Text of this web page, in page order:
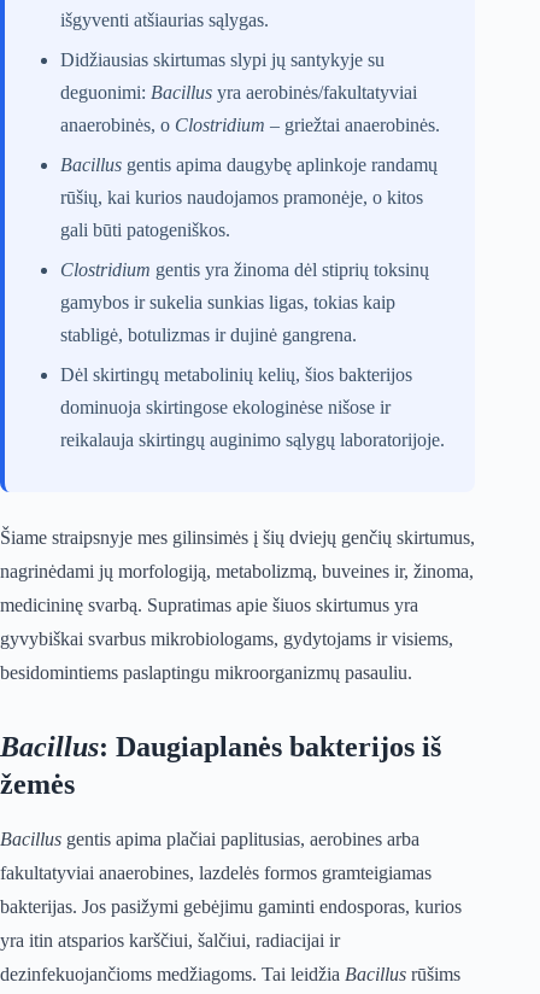
išgyventi atšiaurias sąlygas.
Didžiausias skirtumas slypi jų santykyje su
deguonimi: Bacillus yra aerobinės/fakultatyviai
anaerobinės, o Clostridium – griežtai anaerobinės.
Bacillus gentis apima daugybę aplinkoje randamų
rūšių, kai kurios naudojamos pramonėje, o kitos
gali būti patogeniškos.
Clostridium gentis yra žinoma dėl stiprių toksinų
gamybos ir sukelia sunkias ligas, tokias kaip
stabligė, botulizmas ir dujinė gangrena.
Dėl skirtingų metabolinių kelių, šios bakterijos
dominuoja skirtingose ekologinėse nišose ir
reikalauja skirtingų auginimo sąlygų laboratorijoje.
Šiame straipsnyje mes gilinsimės į šių dviejų genčių skirtumus,
nagrinėdami jų morfologiją, metabolizmą, buveines ir, žinoma,
medicininę svarbą. Supratimas apie šiuos skirtumus yra
gyvybiškai svarbus mikrobiologams, gydytojams ir visiems,
besidomintiems paslaptingu mikroorganizmų pasauliu.
Bacillus: Daugiaplanės bakterijos iš
žemės
Bacillus gentis apima plačiai paplitusias, aerobines arba
fakultatyviai anaerobines, lazdelės formos gramteigiamas
bakterijas. Jos pasižymi gebėjimu gaminti endosporas, kurios
yra itin atsparios karščiui, šalčiui, radiacijai ir
dezinfekuojančioms medžiagoms. Tai leidžia Bacillus rūšims